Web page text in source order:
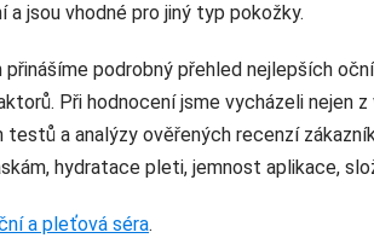
a jsou vhodné pro jiný typ pokožky.
podrobný přehled nejlepších
Při hodnocení jsme vycházeli nejen
testů a analýzy ověřených recenzí
hydratace pleti, jemnost aplikace,
a pleťová séra.